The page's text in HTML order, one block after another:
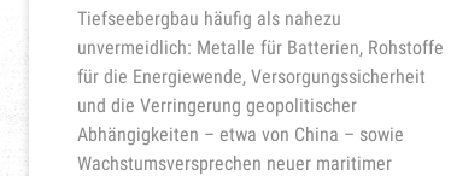
Tiefseebergbau häufig als nahezu
unvermeidlich: Metalle für Batterien, Rohstoffe
für die Energiewende, Versorgungssicherheit
und die Verringerung geopolitischer
Abhängigkeiten – etwa von China – sowie
Wachstumsversprechen neuer maritimer